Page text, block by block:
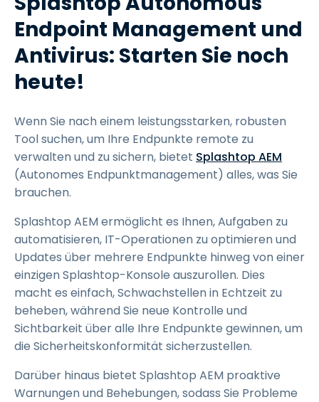
Endpoint Management und
Antivirus: Starten Sie noch
heute!
Wenn Sie nach einem leistungsstarken, robusten
Tool suchen, um Ihre Endpunkte remote zu
verwalten und zu sichern, bietet Splashtop AEM
(Autonomes Endpunktmanagement) alles, was Sie
brauchen.
Splashtop AEM ermöglicht es Ihnen, Aufgaben zu
automatisieren, IT-Operationen zu optimieren und
Updates über mehrere Endpunkte hinweg von einer
einzigen Splashtop-Konsole auszurollen. Dies
macht es einfach, Schwachstellen in Echtzeit zu
beheben, während Sie neue Kontrolle und
Sichtbarkeit über alle Ihre Endpunkte gewinnen, um
die Sicherheitskonformität sicherzustellen.
Darüber hinaus bietet Splashtop AEM proaktive
Warnungen und Behebungen, sodass Sie Probleme